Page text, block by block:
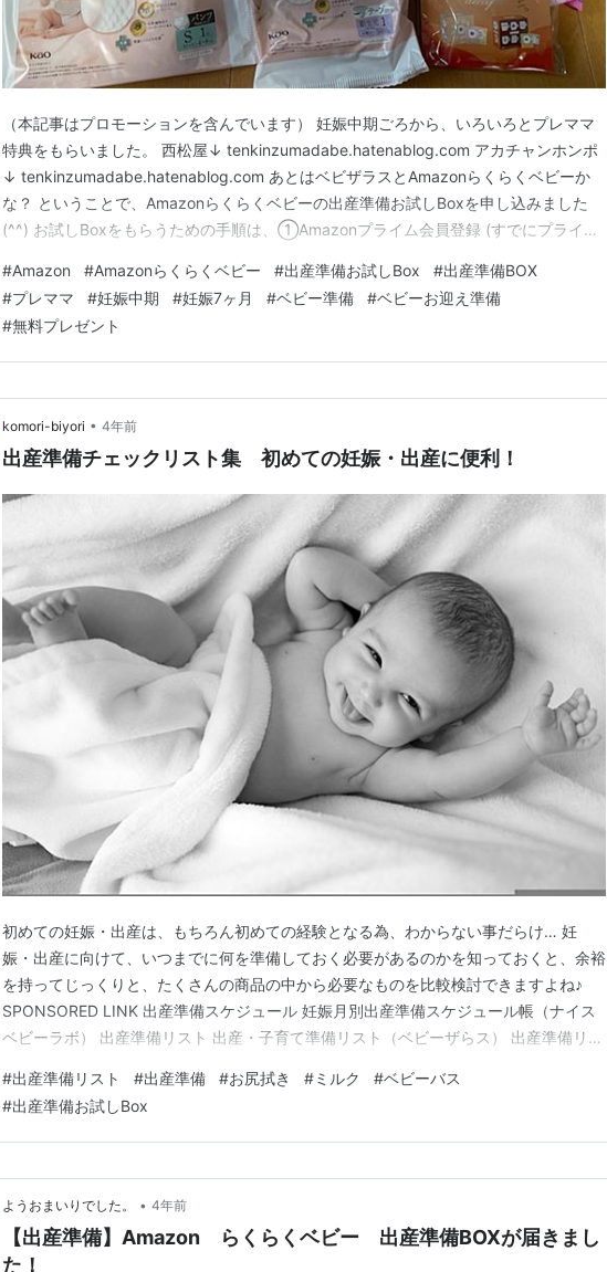
（本記事はプロモーションを含んでいます） 妊娠中期ごろから、いろいろとプレママ
特典をもらいました。 西松屋↓ tenkinzumadabe.hatenablog.com アカチャンホンポ
↓ tenkinzumadabe.hatenablog.com あとはベビザラスとAmazonらくらくベビーか
な？ ということで、Amazonらくらくベビーの出産準備お試しBoxを申し込みました
(^^) お試しBoxをもらうための手順は、①Amazonプライム会員登録 (すでにプライム
リストから合計700円以上の商品を購入 ④出産…
#Amazon #Amazonらくらくベビー #出産準備お試しBox #出産準備BOX
#プレママ #妊娠中期 #妊娠7ヶ月 #ベビー準備 #ベビーお迎え準備
#無料プレゼント
komori-biyori • 4年前
出産準備チェックリスト集 初めての妊娠・出産に便利！
初めての妊娠・出産は、もちろん初めての経験となる為、わからない事だらけ… 妊
娠・出産に向けて、いつまでに何を準備しておく必要があるのかを知っておくと、余裕
を持ってじっくりと、たくさんの商品の中から必要なものを比較検討できますよね♪
SPONSORED LINK 出産準備スケジュール 妊娠月別出産準備スケジュール帳（ナイス
ベビーラボ） 出産準備リスト 出産・子育て準備リスト（ベビーザらス） 出産準備リス
準備リスト（GOO.N) まとめ 出産準備スケジュール 出産準備は、安定期（妊娠5ヵ月
～）に入ってから徐々に準備して…
#出産準備リスト #出産準備 #お尻拭き #ミルク #ベビーバス
#出産準備お試しBox
ようおまいりでした。 • 4年前
【出産準備】Amazon らくらくベビー 出産準備BOXが届きまし
た！